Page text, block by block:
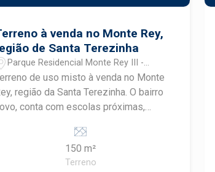
à venda no Monte Rey,
de Santa Terezinha
Parque Residencial Monte Rey III -
Piracicaba/SP
de uso misto à venda no Monte
região da Santa Terezinha. O bairro
conta com escolas próximas,
potencial para novos comércios. A
venda pode ser feita com
financiamento para casa e construção.
150 m²
Terreno